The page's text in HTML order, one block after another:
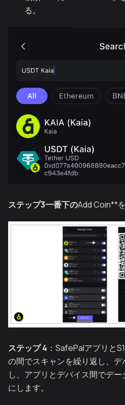
る。
ステップ3一番下のAdd Coin**
ステップ 4 ：SafePalアプリと
の間でスキャンを繰り返し、デ
し、アプリとデバイス間でデ
にします。